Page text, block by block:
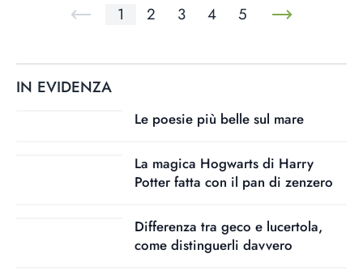
1 2 3 4 5
IN EVIDENZA
Le poesie più belle sul mare
La magica Hogwarts di Harry
Potter fatta con il pan di zenzero
Differenza tra geco e lucertola,
come distinguerli davvero